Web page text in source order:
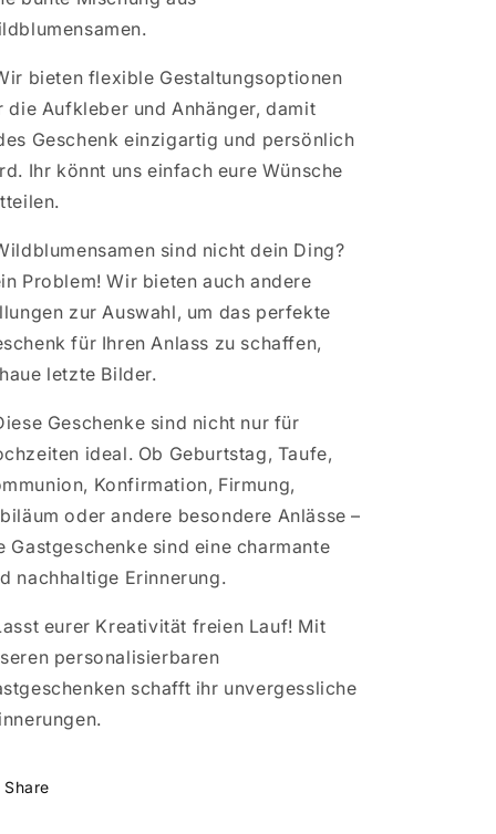
bieten flexible Gestaltungsoptionen
die Aufkleber und Anhänger, damit
Geschenk einzigartig und persönlich
Ihr könnt uns einfach eure Wünsche
sind nicht dein Ding?
Problem! Wir bieten auch andere
zur Auswahl, um das perfekte
für Ihren Anlass zu schaffen,
letzte Bilder.
Geschenke sind nicht nur für
ideal. Ob Geburtstag, Taufe,
Konfirmation, Firmung,
oder andere besondere Anlässe –
Gastgeschenke sind eine charmante
nachhaltige Erinnerung.
eurer Kreativität freien Lauf! Mit
personalisierbaren
schafft ihr unvergessliche
Share